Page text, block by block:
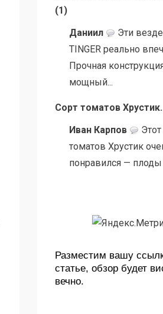
(1)
Даниил
Эти
TINGER реально
Прочная
мощный...
Сорт томатов
Иван Карпов
Этот
томатов Хрустик
понравился — плоды
Разместим вашу
статье, обзор будет
вечно.